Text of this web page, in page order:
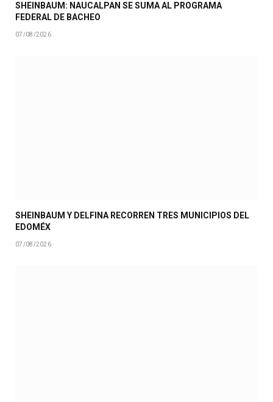
SHEINBAUM: NAUCALPAN SE SUMA AL PROGRAMA
FEDERAL DE BACHEO
07/08/2026
SHEINBAUM Y DELFINA RECORREN TRES MUNICIPIOS DEL
EDOMÉX
07/08/2026